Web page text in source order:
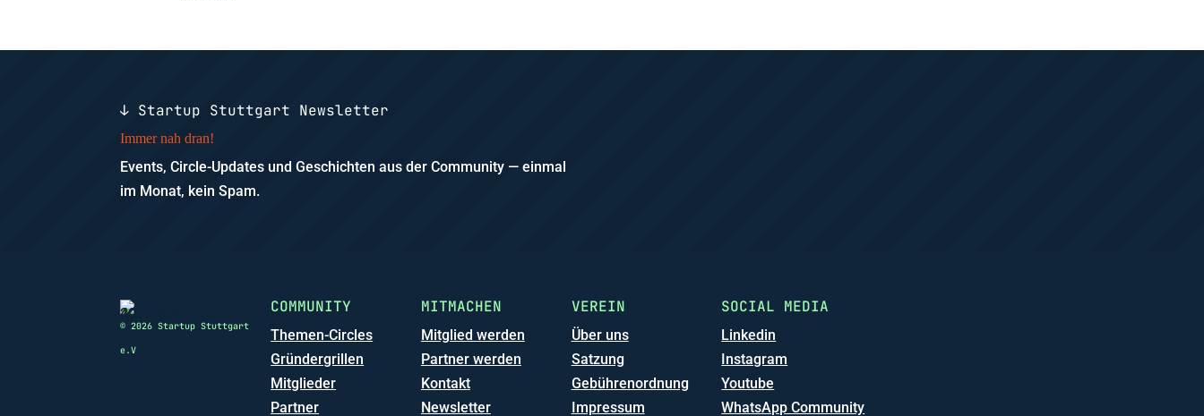
↓ Startup Stuttgart Newsletter
Immer nah dran!
Events, Circle-Updates und Geschichten aus der Community — einmal
im Monat, kein Spam.
© 2026 Startup Stuttgart
e.V
COMMUNITY
Themen-Circles
Gründergrillen
Mitglieder
Partner
MITMACHEN
Mitglied werden
Partner werden
Kontakt
Newsletter
VEREIN
Über uns
Satzung
Gebührenordnung
Impressum
SOCIAL MEDIA
Linkedin
Instagram
Youtube
WhatsApp Community